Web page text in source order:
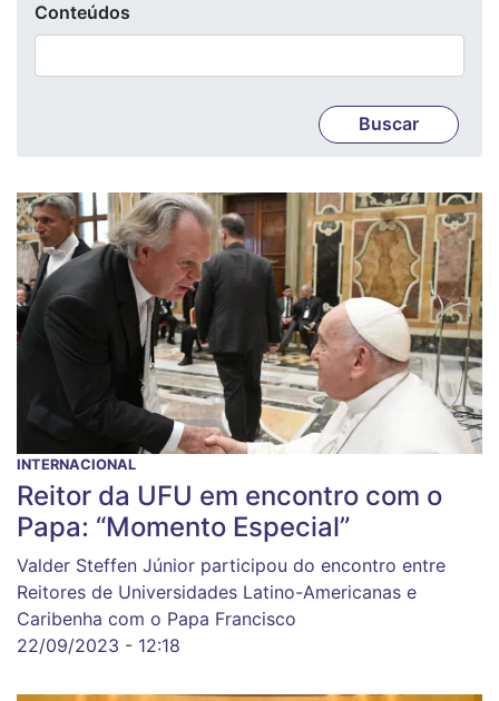
Conteúdos
INTERNACIONAL
Reitor da UFU em encontro com o
Papa: “Momento Especial”
Valder Steffen Júnior participou do encontro entre
Reitores de Universidades Latino-Americanas e
Caribenha com o Papa Francisco
22/09/2023 - 12:18